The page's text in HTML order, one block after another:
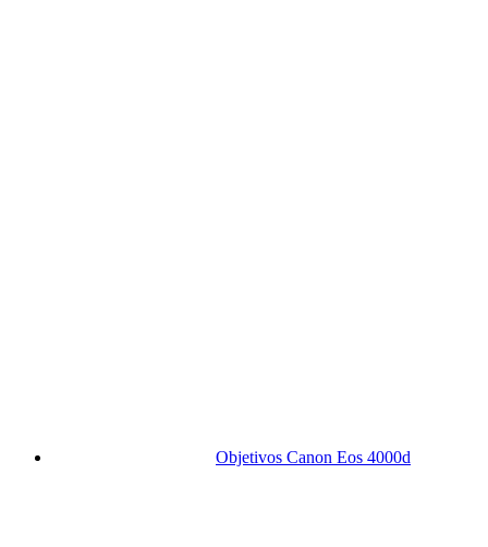
Objetivos Canon Eos 4000d